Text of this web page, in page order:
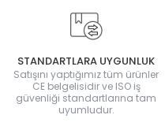
STANDARTLARA UYGUNLUK
Satışını yaptığımız tüm ürünler
CE belgelisidir ve ISO iş
güvenliği standartlarına tam
uyumludur.